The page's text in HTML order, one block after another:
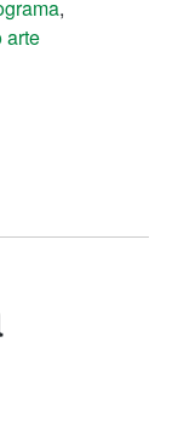
,
arte